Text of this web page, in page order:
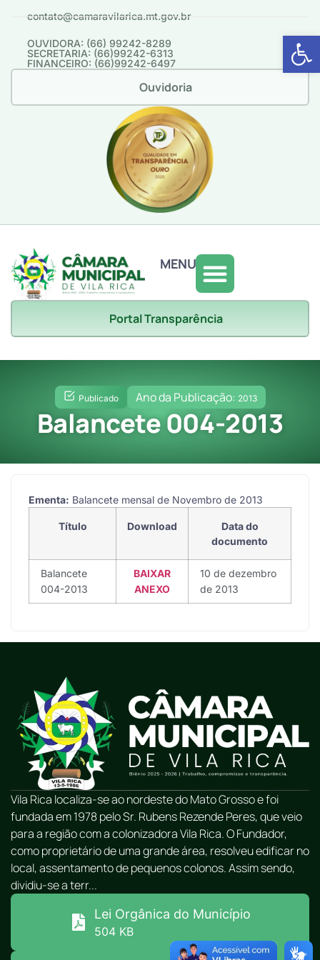
Abrir
contato@camaravilarica.mt.gov.br
OUVIDORA: (66) 99242-8289
SECRETARIA: (66)99242-6313
FINANCEIRO: (66)99242-6497
Ouvidoria
MENU
Portal Transparência
Publicado Ano da Publicação: 2013
Balancete 004-2013
Ementa: Balancete mensal de Novembro de 2013
Título Download
Data do
documento
Balancete
004-2013
BAIXAR
ANEXO
10 de dezembro
de 2013
Vila Rica localiza-se ao nordeste do Mato Grosso e foi
fundada em 1978 pelo Sr. Rubens Rezende Peres, que veio
para a região com a colonizadora Vila Rica. O Fundador,
como proprietário de uma grande área, resolveu edificar no
local, assentamento de pequenos colonos. Assim sendo,
dividiu-se a terr...
Lei Orgânica do Município
504 KB